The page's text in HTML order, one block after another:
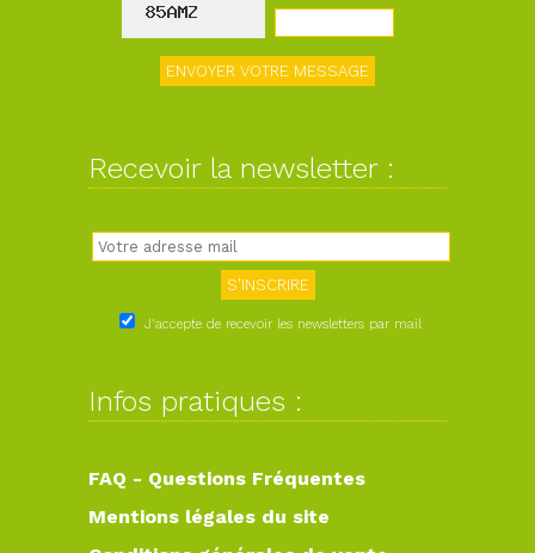
Recevoir la newsletter :
J'accepte de recevoir les newsletters par mail
Infos pratiques :
FAQ - Questions Fréquentes
Mentions légales du site